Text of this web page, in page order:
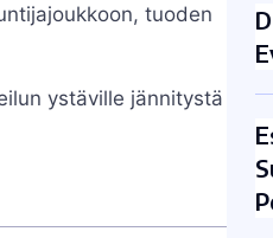
tuoden
ystäville jännitystä